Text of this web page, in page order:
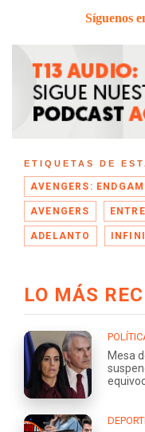
Síguenos
ETIQUETAS DE
AVENGERS:
AVENGERS
ADELANTO
LO MÁS
Mesa